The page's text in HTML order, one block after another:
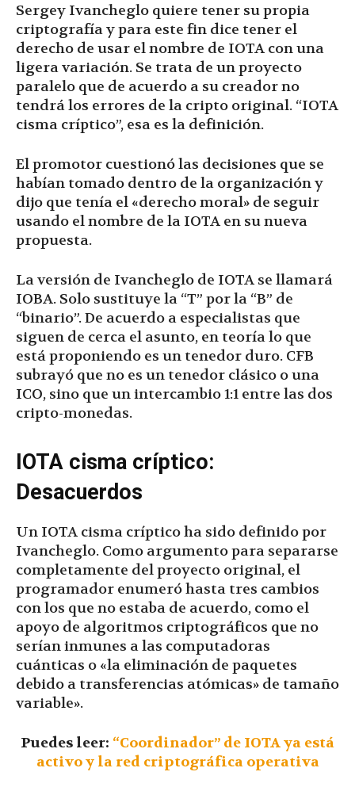
Sergey Ivancheglo quiere tener su propia
criptografía y para este fin dice tener el
derecho de usar el nombre de IOTA con una
ligera variación. Se trata de un proyecto
paralelo que de acuerdo a su creador no
tendrá los errores de la cripto original. “IOTA
cisma críptico”, esa es la definición.
El promotor cuestionó las decisiones que se
habían tomado dentro de la organización y
dijo que tenía el «derecho moral» de seguir
usando el nombre de la IOTA en su nueva
propuesta.
La versión de Ivancheglo de IOTA se llamará
IOBA. Solo sustituye la “T” por la “B” de
“binario”. De acuerdo a especialistas que
siguen de cerca el asunto, en teoría lo que
está proponiendo es un tenedor duro. CFB
subrayó que no es un tenedor clásico o una
ICO, sino que un intercambio 1:1 entre las dos
cripto-monedas.
IOTA cisma críptico:
Desacuerdos
Un IOTA cisma críptico ha sido definido por
Ivancheglo. Como argumento para separarse
completamente del proyecto original, el
programador enumeró hasta tres cambios
con los que no estaba de acuerdo, como el
apoyo de algoritmos criptográficos que no
serían inmunes a las computadoras
cuánticas o «la eliminación de paquetes
debido a transferencias atómicas» de tamaño
variable».
Puedes leer: “Coordinador” de IOTA ya está
activo y la red criptográfica operativa